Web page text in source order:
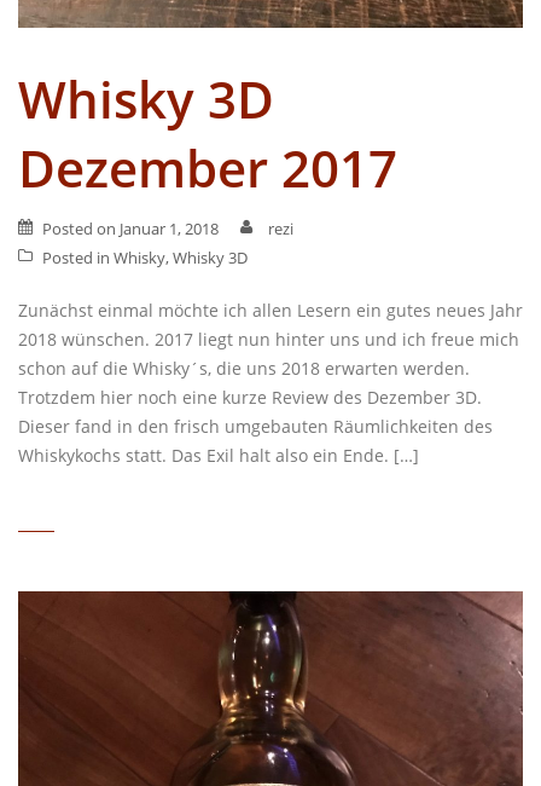
Whisky 3D
Dezember 2017
Posted on Januar 1, 2018
rezi
Posted in Whisky,Whisky 3D
Zunächst einmal möchte ich allen Lesern ein gutes neues Jahr
2018 wünschen. 2017 liegt nun hinter uns und ich freue mich
schon auf die Whisky´s, die uns 2018 erwarten werden.
Trotzdem hier noch eine kurze Review des Dezember 3D.
Dieser fand in den frisch umgebauten Räumlichkeiten des
Whiskykochs statt. Das Exil halt also ein Ende. […]